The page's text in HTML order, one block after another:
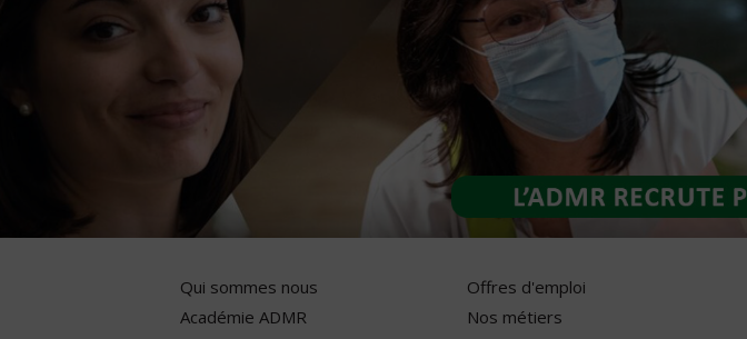
Qui sommes nous
Académie ADMR
Offres d'emploi
Nos métiers